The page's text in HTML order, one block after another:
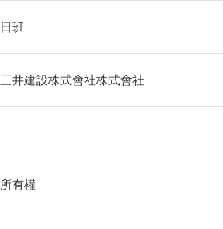
日班
三井建設株式會社株式會社
所有權